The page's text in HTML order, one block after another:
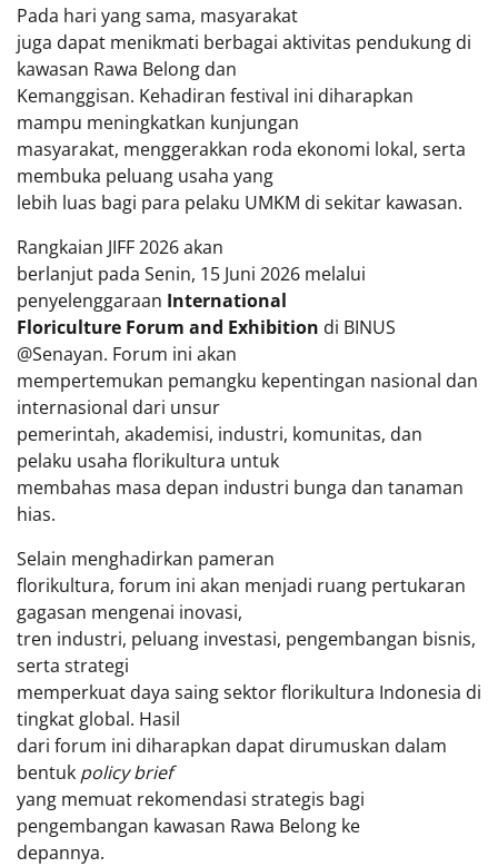
Pada hari yang sama, masyarakat
juga dapat menikmati berbagai aktivitas pendukung di
kawasan Rawa Belong dan
Kemanggisan. Kehadiran festival ini diharapkan
mampu meningkatkan kunjungan
masyarakat, menggerakkan roda ekonomi lokal, serta
membuka peluang usaha yang
lebih luas bagi para pelaku UMKM di sekitar kawasan.
Rangkaian JIFF 2026 akan
berlanjut pada Senin, 15 Juni 2026 melalui
penyelenggaraan International
Floriculture Forum and Exhibition di BINUS
@Senayan. Forum ini akan
mempertemukan pemangku kepentingan nasional dan
internasional dari unsur
pemerintah, akademisi, industri, komunitas, dan
pelaku usaha florikultura untuk
membahas masa depan industri bunga dan tanaman
hias.
Selain menghadirkan pameran
florikultura, forum ini akan menjadi ruang pertukaran
gagasan mengenai inovasi,
tren industri, peluang investasi, pengembangan bisnis,
serta strategi
memperkuat daya saing sektor florikultura Indonesia di
tingkat global. Hasil
dari forum ini diharapkan dapat dirumuskan dalam
bentuk policy brief
yang memuat rekomendasi strategis bagi
pengembangan kawasan Rawa Belong ke
depannya.